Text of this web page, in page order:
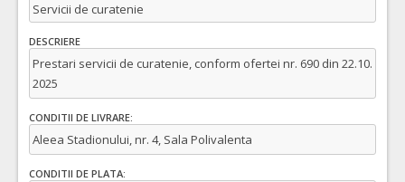
Servicii de curatenie
DESCRIERE
Prestari servicii de curatenie, conform ofertei nr. 690 din 22.10.
2025
CONDITII DE LIVRARE:
Aleea Stadionului, nr. 4, Sala Polivalenta
CONDITII DE PLATA: